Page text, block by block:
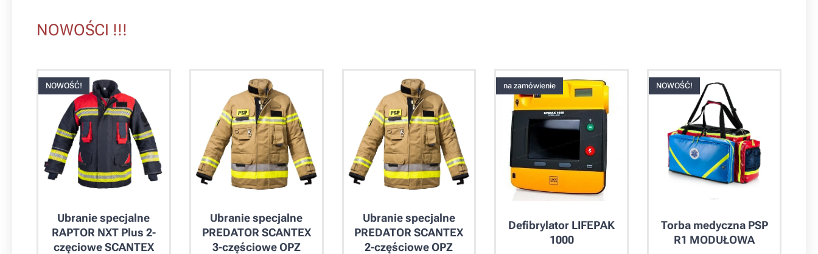
NOWOŚCI !!!
Ubranie specjalne
RAPTOR NXT Plus 2-
częciowe SCANTEX
NOWOŚĆ!
Ubranie specjalne
PREDATOR SCANTEX
3-częściowe OPZ
Ubranie specjalne
PREDATOR SCANTEX
2-częściowe OPZ
Defibrylator LIFEPAK
1000
na zamówienie
Torba medyczna PSP
R1 MODUŁOWA
NOWOŚĆ!